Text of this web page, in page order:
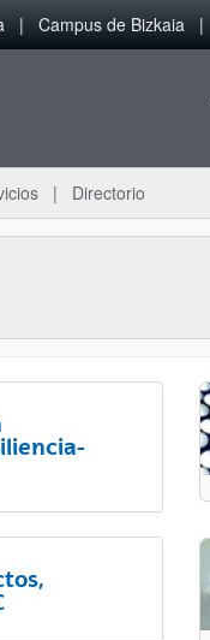
Campus de Bizkaia
Directorio